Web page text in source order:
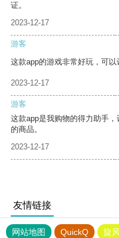
证。
2023-12-17
游客
这款app的游戏非常好玩，可以
2023-12-17
游客
这款app是我购物的得力助手
的商品。
2023-12-17
友情链接
网站地图 QuickQ 旋